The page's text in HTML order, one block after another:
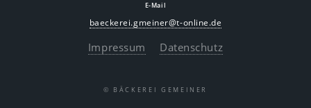
E-Mail
baeckerei.gmeiner@t-online.de
Impressum Datenschutz
© BÄCKEREI GEMEINER